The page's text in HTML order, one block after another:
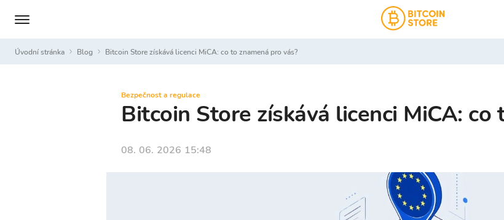
Úvodní stránka Blog Bitcoin Store získává licenci MiCA: co to znamená pro vás?
Bezpečnost a regulace
Bitcoin Store získává licenci MiCA: co
08. 06. 2026 15:48